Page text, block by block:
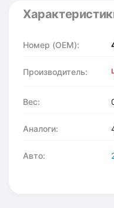
Номер (OEM):
Производитель:
Вес:
Аналоги:
Авто: